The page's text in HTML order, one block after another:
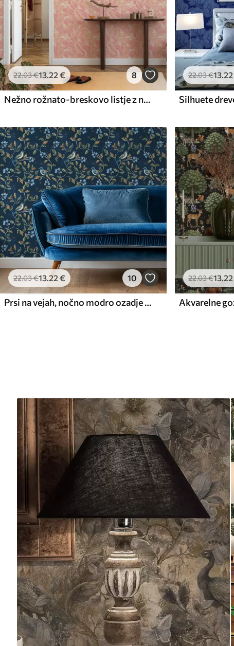
22.03€13.22 € 8
Nežno rožnato-breskovo listje z nežnim barvnim sijajem
22.03€13.22
22.03€13.22 € 10
Prsi na vejah, nočno modro ozadje z iskrami
22.03€13.22